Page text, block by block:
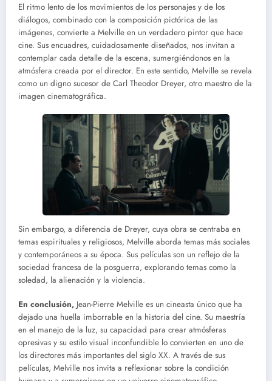
El ritmo lento de los movimientos de los personajes y de los
diálogos, combinado con la composición pictórica de las
imágenes, convierte a Melville en un verdadero pintor que hace
cine. Sus encuadres, cuidadosamente diseñados, nos invitan a
contemplar cada detalle de la escena, sumergiéndonos en la
atmósfera creada por el director. En este sentido, Melville se revela
como un digno sucesor de Carl Theodor Dreyer, otro maestro de la
imagen cinematográfica.
Sin embargo, a diferencia de Dreyer, cuya obra se centraba en
temas espirituales y religiosos, Melville aborda temas más sociales
y contemporáneos a su época. Sus películas son un reflejo de la
sociedad francesa de la posguerra, explorando temas como la
soledad, la alienación y la violencia.
En conclusión, Jean-Pierre Melville es un cineasta único que ha
dejado una huella imborrable en la historia del cine. Su maestría
en el manejo de la luz, su capacidad para crear atmósferas
opresivas y su estilo visual inconfundible lo convierten en uno de
los directores más importantes del siglo XX. A través de sus
películas, Melville nos invita a reflexionar sobre la condición